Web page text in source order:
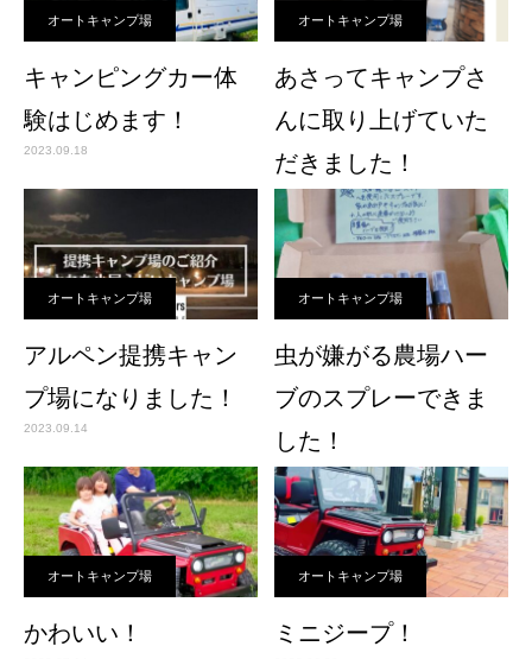
オートキャンプ場
キャンピングカー体
験はじめます！
2023.09.18
オートキャンプ場
あさってキャンプさ
んに取り上げていた
だきました！
2023.09.17
オートキャンプ場
アルペン提携キャン
プ場になりました！
2023.09.14
オートキャンプ場
虫が嫌がる農場ハー
ブのスプレーできま
した！
2023.07.15
オートキャンプ場
かわいい！
オートキャンプ場
ミニジープ！